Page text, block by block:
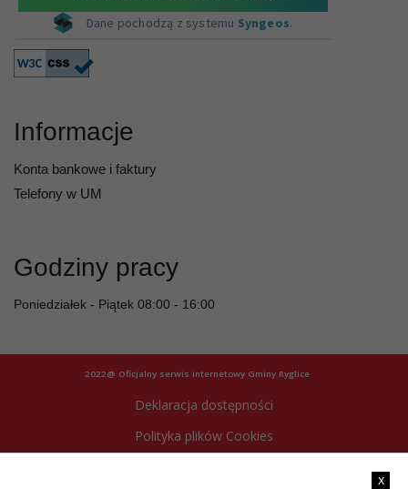
Informacje
Konta bankowe i faktury
Telefony w UM
Godziny pracy
Poniedziałek - Piątek 08:00 - 16:00
2022@ Oficjalny serwis internetowy Gminy Ryglice
Deklaracja dostępności
Polityka plików Cookies
x